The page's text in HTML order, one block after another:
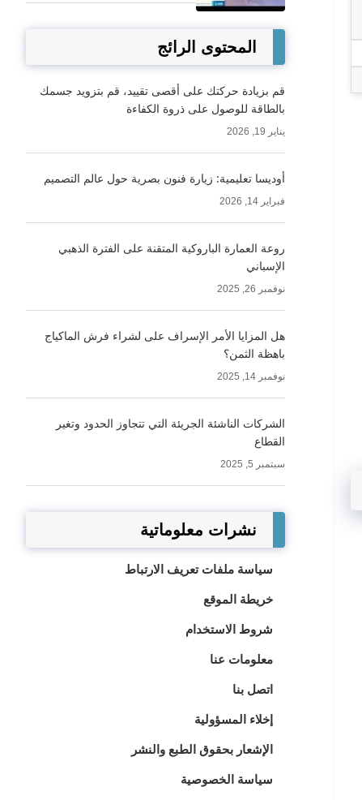
المحتوى الرائج
قم بزيادة حركتك على أقصى تقييد، قم بتزويد جسمك
بالطاقة للوصول على ذروة الكفاءة
يناير 19, 2026
أوديسا تعليمية: زيارة فنون بصرية حول عالم التصميم
فبراير 14, 2026
روعة العمارة الباروكية المتقنة على الفترة الذهبي
الإسباني
نوفمبر 26, 2025
هل المزايا الأمر الإسراف على لشراء فرش الماكياج
باهظة الثمن؟
نوفمبر 14, 2025
الشركات الناشئة الجريئة التي تتجاوز الحدود وتغير
القطاع
سبتمبر 5, 2025
نشرات معلوماتية
سياسة ملفات تعريف الارتباط
خريطة الموقع
شروط الاستخدام
معلومات عنا
اتصل بنا
إخلاء المسؤولية
الإشعار بحقوق الطبع والنشر
سياسة الخصوصية